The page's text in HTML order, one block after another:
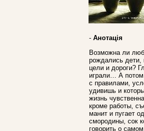
- Анотація
Возможна ли
рождались дети,
цели и дороги?
играли… А потом
с правилами,
удивишь и
жизнь
кроме работы,
манит и пугает
смородины, сок
говорить о